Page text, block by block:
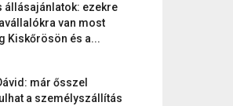
állásajánlatok: ezekre
van most
Kiskőrösön és a...
már ősszel
a személyszállítás